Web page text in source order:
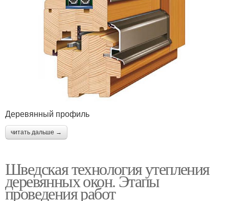
Деревянный профиль
читать дальше →
Шведская технология утепления
деревянных окон. Этапы
проведения работ